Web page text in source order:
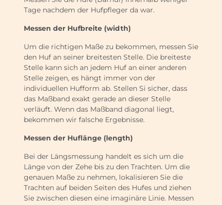
Tage nachdem der Hufpfleger da war.
Messen der Hufbreite (width)
Um die richtigen Maße zu bekommen, messen Sie
den Huf an seiner breitesten Stelle. Die breiteste
Stelle kann sich an jedem Huf an einer anderen
Stelle zeigen, es hängt immer von der
individuellen Hufform ab. Stellen Si sicher, dass
das Maßband exakt gerade an dieser Stelle
verläuft. Wenn das Maßband diagonal liegt,
bekommen wir falsche Ergebnisse.
Messen der Huflänge (length)
Bei der Längsmessung handelt es sich um die
Länge von der Zehe bis zu den Trachten. Um die
genauen Maße zu nehmen, lokalisieren Sie die
Trachten auf beiden Seiten des Hufes und ziehen
Sie zwischen diesen eine imaginäre Linie. Messen